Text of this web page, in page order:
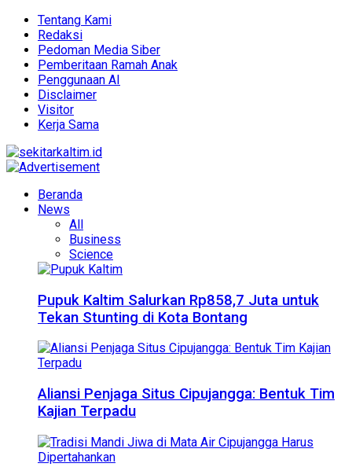
Tentang Kami
Redaksi
Pedoman Media Siber
Pemberitaan Ramah Anak
Penggunaan AI
Disclaimer
Visitor
Kerja Sama
Beranda
News
All
Business
Science
Pupuk Kaltim Salurkan Rp858,7 Juta untuk
Tekan Stunting di Kota Bontang
Aliansi Penjaga Situs Cipujangga: Bentuk Tim
Kajian Terpadu